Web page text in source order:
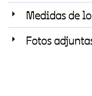
Medidas de
Fotos